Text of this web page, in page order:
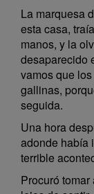
La marquesa
esta casa,
manos, y la
desaparecido
vamos que
gallinas,
seguida.
Una hora
adonde había
terrible
Procuró